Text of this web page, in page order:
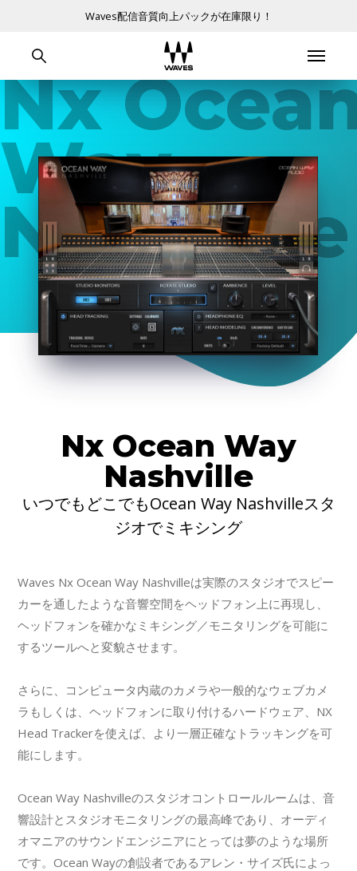
Waves配信音質向上パックが在庫限り！
Nx
Way
Nashville
Nx Ocean Way
Nashville
いつでもどこでもOcean Way Nashvilleスタ
ジオでミキシング
Waves Nx Ocean Way Nashvilleは実際のスタジオでスピー
カーを通したような音響空間をヘッドフォン上に再現し、
ヘッドフォンを確かなミキシング／モニタリングを可能に
するツールへと変貌させます。
さらに、コンピュータ内蔵のカメラや一般的なウェブカメ
ラもしくは、ヘッドフォンに取り付けるハードウェア、NX
Head Trackerを使えば、より一層正確なトラッキングを可
能にします。
Ocean Way Nashvilleのスタジオコントロールルームは、音
響設計とスタジオモニタリングの最高峰であり、オーディ
オマニアのサウンドエンジニアにとっては夢のような場所
です。Ocean Wayの創設者であるアレン・サイズ氏によっ